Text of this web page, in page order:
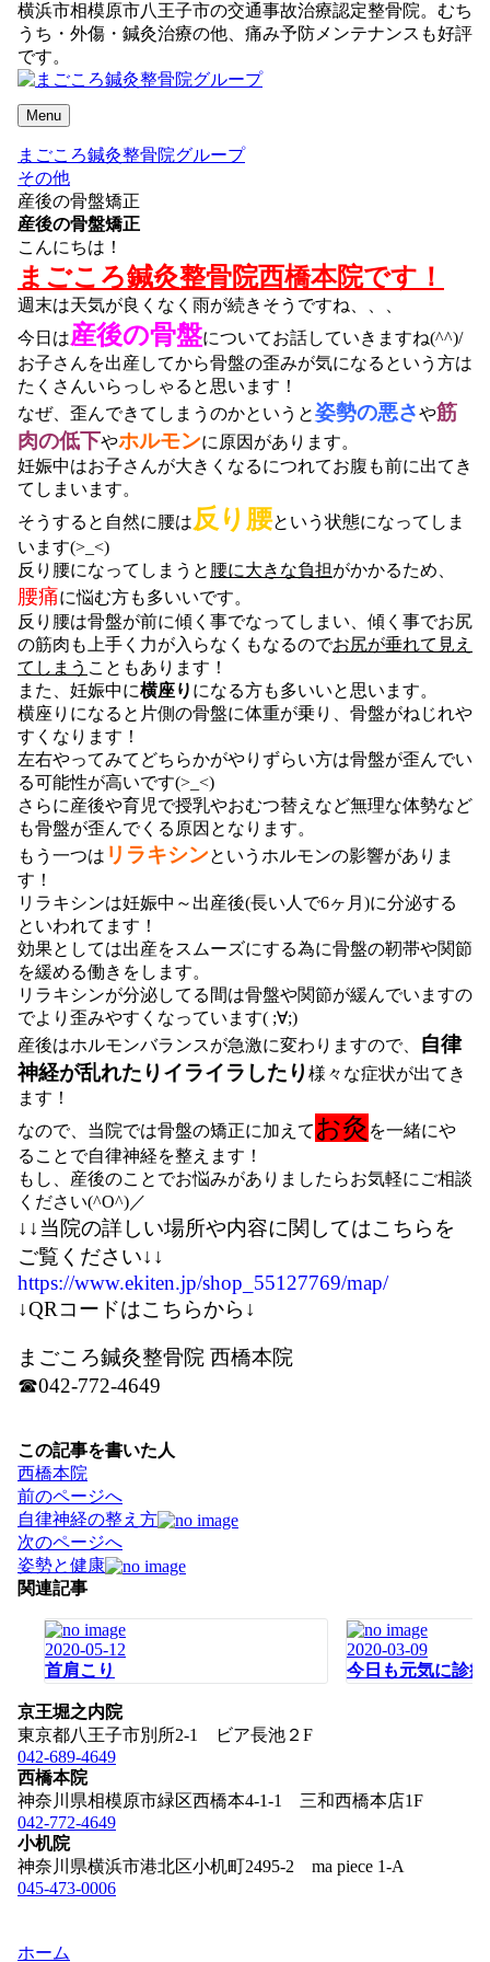
横浜市相模原市八王子市の交通事故治療認定整骨院。むち
うち・外傷・鍼灸治療の他、痛み予防メンテナンスも好評
です。
Menu
まごころ鍼灸整骨院グループ
その他
産後の骨盤矯正
産後の骨盤矯正
こんにちは！
まごころ鍼灸整骨院西橋本院です！
週末は天気が良くなく雨が続きそうですね、、、
今日は産後の骨盤についてお話していきますね(^^)/
お子さんを出産してから骨盤の歪みが気になるという方は
たくさんいらっしゃると思います！
なぜ、歪んできてしまうのかというと姿勢の悪さや筋
肉の低下やホルモンに原因があります。
妊娠中はお子さんが大きくなるにつれてお腹も前に出てき
てしまいます。
そうすると自然に腰は反り腰という状態になってしま
います(>_<)
反り腰になってしまうと 腰に大きな負担がかかるため、
腰痛に悩む方も多いいです。
反り腰は骨盤が前に傾く事でなってしまい、傾く事でお尻
の筋肉も上手く力が入らなくもなるのでお尻が垂れて見え
てしまう こともあります！
また、妊娠中に横座り になる方も多いいと思います。
横座りになると片側の骨盤に体重が乗り、骨盤がねじれや
すくなります！
左右やってみてどちらかがやりずらい方は骨盤が歪んでい
る可能性が高いです(>_<)
さらに産後や育児で授乳やおむつ替えなど無理な体勢など
も骨盤が歪んでくる原因となります。
もう一つは リラキシンというホルモンの影響がありま
す！
リラキシンは妊娠中～出産後(長い人で6ヶ月)に分泌する
といわれてます！
効果としては出産をスムーズにする為に骨盤の靭帯や関節
を緩める働きをします。
リラキシンが分泌してる間は骨盤や関節が緩んでいますの
でより歪みやすくなっています( ;∀;)
産後はホルモンバランスが急激に変わりますので、
自律
神経が乱れたりイライラしたり 様々な症状が出てき
ます！
なので、当院では骨盤の矯正に加えて お灸 を一緒にや
ることで自律神経を整えます！
もし、産後のことでお悩みがありましたらお気軽にご相談
ください(^O^)／
↓↓当院の詳しい場所や内容に関してはこちらを
ご覧ください↓↓
https://www.ekiten.jp/shop_55127769/map/
↓QRコードはこちらから↓
まごころ鍼灸整骨院 西橋本院
☎042-772-4649
この記事を書いた人
西橋本院
投
稿
ナ
ビ
ゲ
前のページへ
自律神経の整え方
次のページへ
姿勢と健康
関連記事
2020-05-12
首肩こり
2020-03-09
今日も元気に診
京王堀之内院
東京都八王子市別所2-1 ビア長池２F
042-689-4649
西橋本院
神奈川県相模原市緑区西橋本4-1-1 三和西橋本店1F
042-772-4649
小机院
神奈川県横浜市港北区小机町2495-2 ma piece 1-A
045-473-0006
ホーム